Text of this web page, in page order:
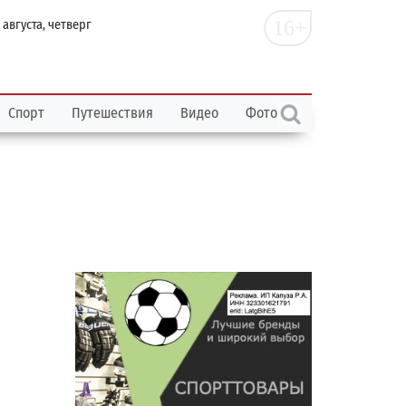
четверг
Спорт Путешествия Видео Фото